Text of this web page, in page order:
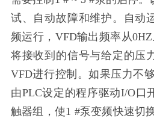
试、自动故障和维护。自动
频运行，VFD输出频率从
将接收到的信号与给定的压
VFD进行控制。如果压力不
由PLC设定的程序驱动I/O口
触器组，使1 #泵变频快速切